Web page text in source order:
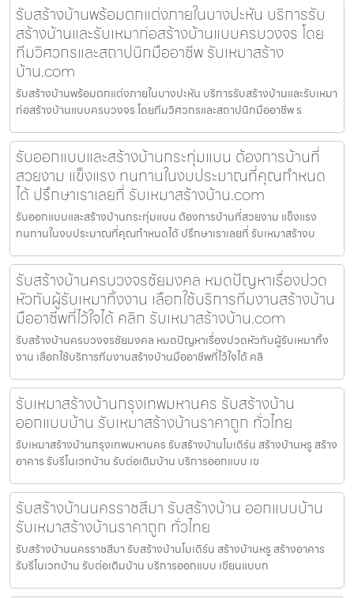
รับสร้างบ้านพร้อมตกแต่งภายในบางปะหัน บริการรับ
สร้างบ้านและรับเหมาก่อสร้างบ้านแบบครบวงจร โดย
ทีมวิศวกรและสถาปนิกมืออาชีพ รับเหมาสร้าง
บ้าน.com
รับสร้างบ้านพร้อมตกแต่งภายในบางปะหัน บริการรับสร้างบ้านและรับเหมา
ก่อสร้างบ้านแบบครบวงจร โดยทีมวิศวกรและสถาปนิกมืออาชีพ ร
รับออกแบบและสร้างบ้านกระทุ่มแบน ต้องการบ้านที่
สวยงาม แข็งแรง ทนทานในงบประมาณที่คุณกำหนด
ได้ ปรึกษาเราเลยที่ รับเหมาสร้างบ้าน.com
รับออกแบบและสร้างบ้านกระทุ่มแบน ต้องการบ้านที่สวยงาม แข็งแรง
ทนทานในงบประมาณที่คุณกำหนดได้ ปรึกษาเราเลยที่ รับเหมาสร้างบ
รับสร้างบ้านครบวงจรชัยมงคล หมดปัญหาเรื่องปวด
หัวกับผู้รับเหมาทิ้งงาน เลือกใช้บริการทีมงานสร้างบ้าน
มืออาชีพที่ไว้ใจได้ คลิก รับเหมาสร้างบ้าน.com
รับสร้างบ้านครบวงจรชัยมงคล หมดปัญหาเรื่องปวดหัวกับผู้รับเหมาทิ้ง
งาน เลือกใช้บริการทีมงานสร้างบ้านมืออาชีพที่ไว้ใจได้ คลิ
รับเหมาสร้างบ้านกรุงเทพมหานคร รับสร้างบ้าน
ออกแบบบ้าน รับเหมาสร้างบ้านราคาถูก ทั่วไทย
รับเหมาสร้างบ้านกรุงเทพมหานคร รับสร้างบ้านโมเดิร์น สร้างบ้านหรู สร้าง
อาคาร รับรีโนเวทบ้าน รับต่อเติมบ้าน บริการออกแบบ เข
รับสร้างบ้านนครราชสีมา รับสร้างบ้าน ออกแบบบ้าน
รับเหมาสร้างบ้านราคาถูก ทั่วไทย
รับสร้างบ้านนครราชสีมา รับสร้างบ้านโมเดิร์น สร้างบ้านหรู สร้างอาคาร
รับรีโนเวทบ้าน รับต่อเติมบ้าน บริการออกแบบ เขียนแบบก